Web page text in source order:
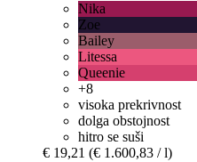
Nika
Zoe
Bailey
Litessa
Queenie
+8
visoka prekrivnost
dolga obstojnost
hitro se suši
€ 19,21 (€ 1.600,83 / l)